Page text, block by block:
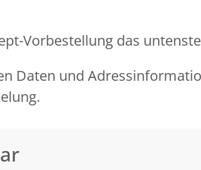
Vorbestellung das
Daten und